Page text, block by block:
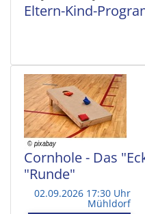
Eltern-Kind-
Cornhole - Das
"Runde"
02.09.2026 17:30 Uhr
Mühldorf